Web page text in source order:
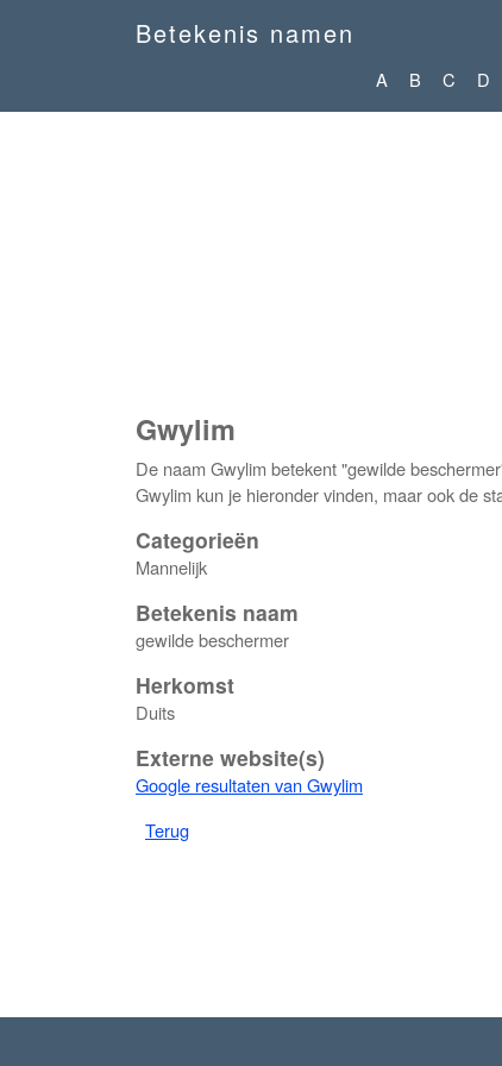
Betekenis namen
A B C D
Gwylim
De naam Gwylim betekent "gewilde
Gwylim kun je hieronder vinden, maar ook de
Categorieën
Mannelijk
Betekenis naam
gewilde beschermer
Herkomst
Duits
Externe website(s)
Google resultaten van Gwylim
Terug